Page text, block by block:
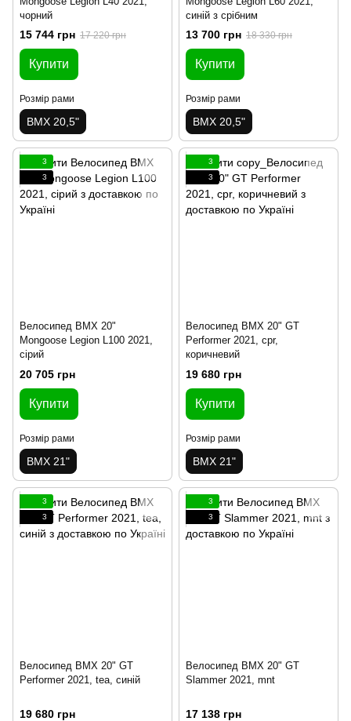
чорний
15 744 грн 17 220 грн
Купити
Розмір рами
BMX 20,5"
синій з срібним
13 700 грн 18 330 грн
Купити
Розмір рами
BMX 20,5"
3
3
Велосипед BMX 20"
Mongoose Legion L100 2021,
сірий
20 705 грн
Купити
Розмір рами
BMX 21"
3
3
Велосипед BMX 20" GT
Performer 2021, cpr,
коричневий
19 680 грн
Купити
Розмір рами
BMX 21"
3
3
Велосипед BMX 20" GT
Performer 2021, tea, синій
19 680 грн
3
3
Велосипед BMX 20" GT
Slammer 2021, mnt
17 138 грн